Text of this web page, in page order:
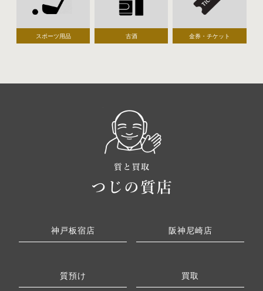
スポーツ用品 古酒 金券・チケット
神戸板宿店 阪神尼崎店
質預け 買取